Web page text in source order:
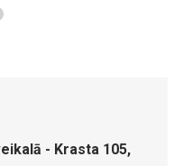
- Krasta 105,